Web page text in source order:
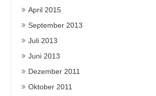
April 2015
September 2013
Juli 2013
Juni 2013
Dezember 2011
Oktober 2011